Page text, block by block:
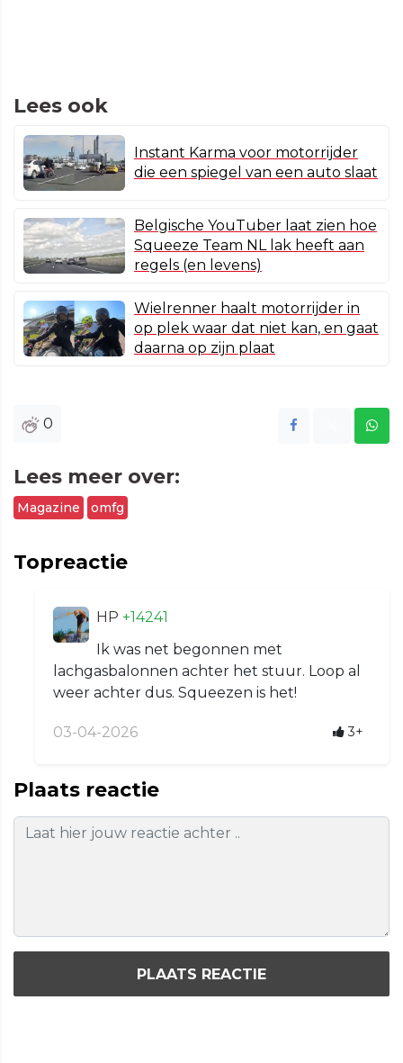
Lees ook
Instant Karma voor motorrijder
die een spiegel van een auto slaat
Belgische YouTuber laat zien hoe
Squeeze Team NL lak heeft aan
regels (en levens)
Wielrenner haalt motorrijder in
op plek waar dat niet kan, en gaat
daarna op zijn plaat
0
Lees meer over:
Magazine omfg
Topreactie
HP +14241
Ik was net begonnen met
lachgasbalonnen achter het stuur. Loop al
weer achter dus. Squeezen is het!
03-04-2026 3+
Plaats reactie
PLAATS REACTIE